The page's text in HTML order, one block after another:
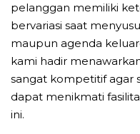
pelanggan memiliki
bervariasi saat
maupun agenda
kami hadir
sangat kompetitif agar
dapat menikmati
ini.